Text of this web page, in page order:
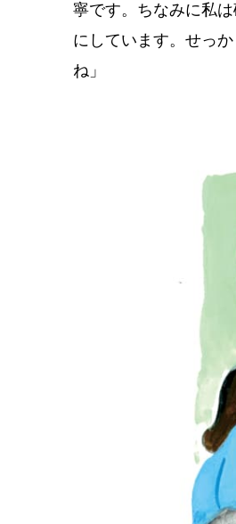
寧です。ちなみに私
にしています。せっ
ね」